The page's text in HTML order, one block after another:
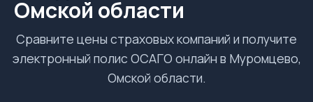
Омской области
Сравните цены страховых компаний и получите
электронный полис ОСАГО онлайн в Муромцево,
Омской области.